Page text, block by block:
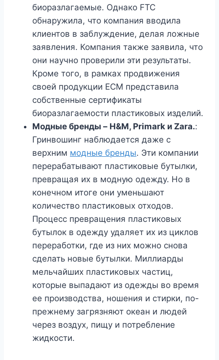
биоразлагаемые. Однако FTC
обнаружила, что компания вводила
клиентов в заблуждение, делая ложные
заявления. Компания также заявила, что
они научно проверили эти результаты.
Кроме того, в рамках продвижения
своей продукции ECM представила
собственные сертификаты
биоразлагаемости пластиковых изделий.
Модные бренды – H&M, Primark и Zara.:
Гринвошинг наблюдается даже с
верхним модные бренды. Эти компании
перерабатывают пластиковые бутылки,
превращая их в модную одежду. Но в
конечном итоге они уменьшают
количество пластиковых отходов.
Процесс превращения пластиковых
бутылок в одежду удаляет их из циклов
переработки, где из них можно снова
сделать новые бутылки. Миллиарды
мельчайших пластиковых частиц,
которые выпадают из одежды во время
ее производства, ношения и стирки, по-
прежнему загрязняют океан и людей
через воздух, пищу и потребление
жидкости.